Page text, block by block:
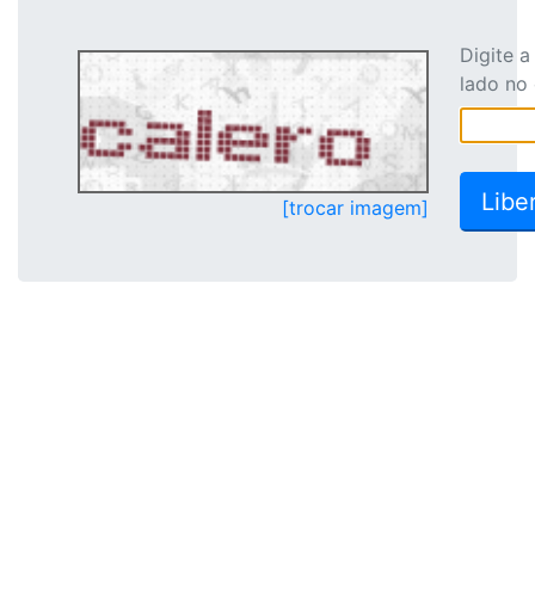
[trocar imagem]
Digite
lado no